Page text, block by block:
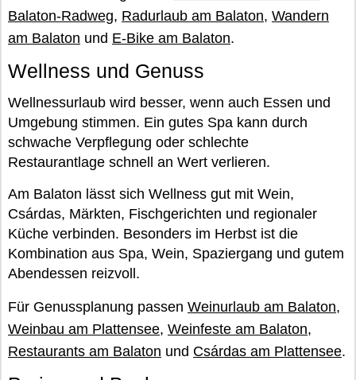
Balaton-Radweg, Radurlaub am Balaton, Wandern
am Balaton und E-Bike am Balaton.
Wellness und Genuss
Wellnessurlaub wird besser, wenn auch Essen und
Umgebung stimmen. Ein gutes Spa kann durch
schwache Verpflegung oder schlechte
Restaurantlage schnell an Wert verlieren.
Am Balaton lässt sich Wellness gut mit Wein,
Csárdas, Märkten, Fischgerichten und regionaler
Küche verbinden. Besonders im Herbst ist die
Kombination aus Spa, Wein, Spaziergang und gutem
Abendessen reizvoll.
Für Genussplanung passen Weinurlaub am Balaton,
Weinbau am Plattensee, Weinfeste am Balaton,
Restaurants am Balaton und Csárdas am Plattensee.